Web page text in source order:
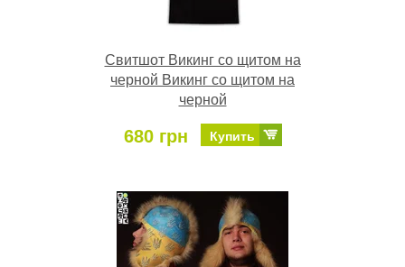
Свитшот Викинг со щитом на
черной Викинг со щитом на
черной
680 грн Купить